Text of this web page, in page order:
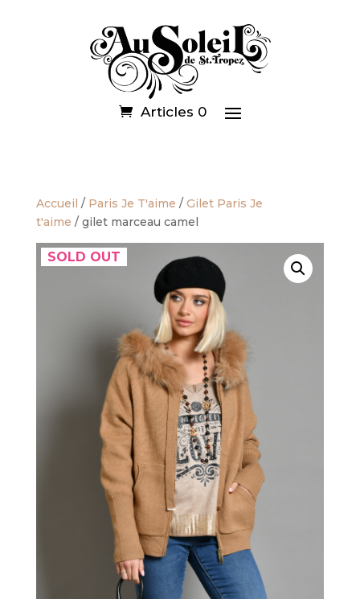
Articles 0
Accueil / Paris Je T'aime / Gilet Paris Je
t'aime / gilet marceau camel
SOLD OUT